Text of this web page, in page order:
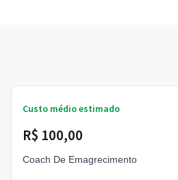
Custo médio estimado
R$ 100,00
Coach De Emagrecimento